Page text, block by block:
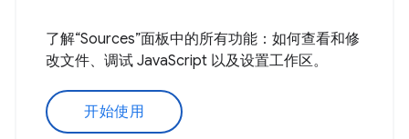
了解“Sources”面板中的所有功能：如何查看和修
改文件、调试 JavaScript 以及设置工作区。
开始使用